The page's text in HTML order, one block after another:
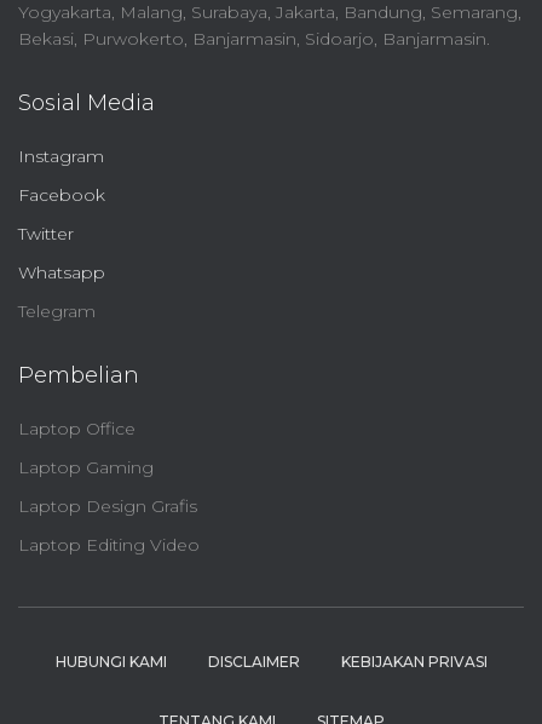
Yogyakarta, Malang, Surabaya, Jakarta, Bandung, Semarang,
Bekasi, Purwokerto, Banjarmasin, Sidoarjo, Banjarmasin.
Sosial Media
Instagram
Facebook
Twitter
Whatsapp
Telegram
Pembelian
Laptop Office
Laptop Gaming
Laptop Design Grafis
Laptop Editing Video
HUBUNGI KAMI DISCLAIMER KEBIJAKAN PRIVASI